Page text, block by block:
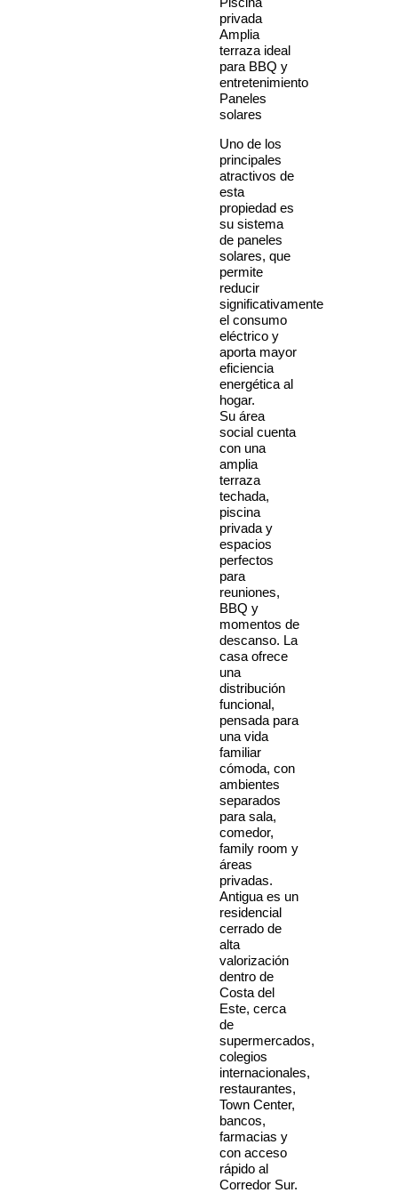
privada
Amplia
terraza ideal
para BBQ y
entretenimiento
Paneles
solares
Uno de los
principales
atractivos de
esta
propiedad es
su sistema
de paneles
solares, que
permite
reducir
significativamente
el consumo
eléctrico y
aporta mayor
eficiencia
energética al
hogar.
Su área
social cuenta
con una
amplia
terraza
techada,
piscina
privada y
espacios
perfectos
para
reuniones,
BBQ y
momentos de
descanso. La
casa ofrece
una
distribución
funcional,
pensada para
una vida
familiar
cómoda, con
ambientes
separados
para sala,
comedor,
family room y
áreas
privadas.
Antigua es un
residencial
cerrado de
alta
valorización
dentro de
Costa del
Este, cerca
de
supermercados,
colegios
internacionales,
restaurantes,
Town Center,
bancos,
farmacias y
con acceso
rápido al
Corredor Sur.